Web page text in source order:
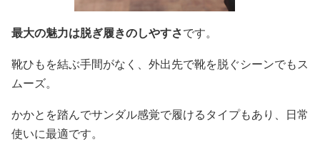
最大の魅力は脱ぎ履きのしやすさです。
靴ひもを結ぶ手間がなく、外出先で靴を脱ぐシーンでもス
ムーズ。
かかとを踏んでサンダル感覚で履けるタイプもあり、日常
使いに最適です。